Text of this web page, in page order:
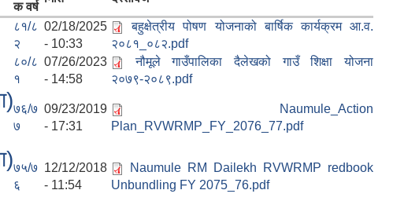
क वर्ष
८१/८
२
02/18/2025
- 10:33
बहुक्षेत्रीय पोषण योजनाको बार्षिक कार्यक्रम आ.व.
२०८१_०८२.pdf
८०/८
१
07/26/2023
- 14:58
नौमूले गाउँपालिका दैलेखको गाउँ शिक्षा योजना
२०७९-२०८९.pdf
७६/७
७
09/23/2019
- 17:31
Naumule_Action
Plan_RVWRMP_FY_2076_77.pdf
७५/७
६
12/12/2018
- 11:54
Naumule RM Dailekh RVWRMP redbook
Unbundling FY 2075_76.pdf